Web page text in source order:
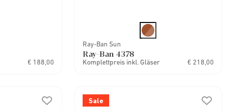
€ 188,00
Ray-Ban Sun
Ray-Ban 4378
Komplettpreis inkl. Gläser € 218,00
Sale